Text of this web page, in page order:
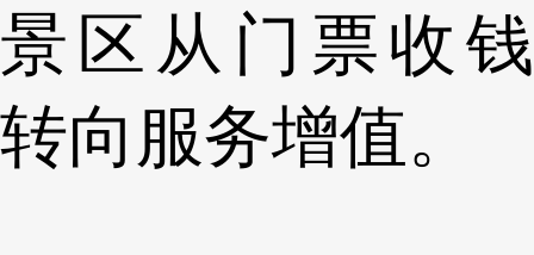
景区从门票收钱
转向服务增值。